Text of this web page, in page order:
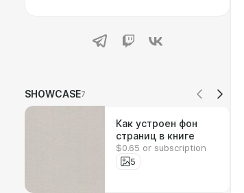
SHOWCASE7
Как устроен фон
страниц в книге
$0.65 or subscription
5